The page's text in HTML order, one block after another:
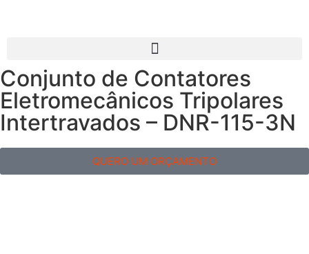
Conjunto de Contatores
Eletromecânicos Tripolares
Intertravados – DNR-115-3N
QUERO UM ORÇAMENTO